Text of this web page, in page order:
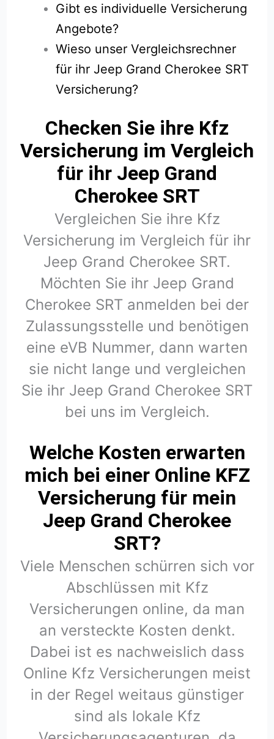
Gibt es individuelle Versicherung
Angebote?
Wieso unser Vergleichsrechner
für ihr Jeep Grand Cherokee SRT
Versicherung?
Checken Sie ihre Kfz
Versicherung im Vergleich
für ihr Jeep Grand
Cherokee SRT
Vergleichen Sie ihre Kfz
Versicherung im Vergleich für ihr
Jeep Grand Cherokee SRT.
Möchten Sie ihr Jeep Grand
Cherokee SRT anmelden bei der
Zulassungsstelle und benötigen
eine eVB Nummer, dann warten
sie nicht lange und vergleichen
Sie ihr Jeep Grand Cherokee SRT
bei uns im Vergleich.
Welche Kosten erwarten
mich bei einer Online KFZ
Versicherung für mein
Jeep Grand Cherokee
SRT?
Viele Menschen schürren sich vor
Abschlüssen mit Kfz
Versicherungen online, da man
an versteckte Kosten denkt.
Dabei ist es nachweislich dass
Online Kfz Versicherungen meist
in der Regel weitaus günstiger
sind als lokale Kfz